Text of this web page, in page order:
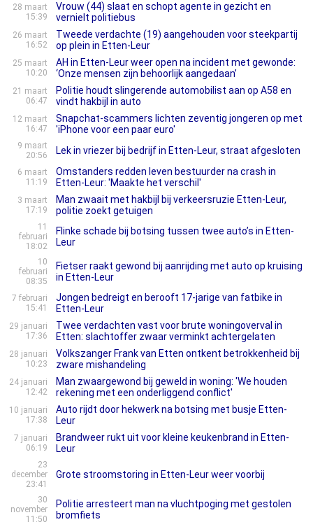
28 maart
15:39
Vrouw (44) slaat en schopt agente in gezicht en
vernielt politiebus
26 maart
16:52
Tweede verdachte (19) aangehouden voor steekpartij
op plein in Etten-Leur
25 maart
10:20
AH in Etten-Leur weer open na incident met gewonde:
‘Onze mensen zijn behoorlijk aangedaan’
21 maart
06:47
Politie houdt slingerende automobilist aan op A58 en
vindt hakbijl in auto
12 maart
16:47
Snapchat-scammers lichten zeventig jongeren op met
'iPhone voor een paar euro'
9 maart
20:56
Lek in vriezer bij bedrijf in Etten-Leur, straat afgesloten
6 maart
11:19
Omstanders redden leven bestuurder na crash in
Etten-Leur: 'Maakte het verschil'
3 maart
17:19
Man zwaait met hakbijl bij verkeersruzie Etten-Leur,
politie zoekt getuigen
11
februari
18:02
Flinke schade bij botsing tussen twee auto’s in Etten-
Leur
10
februari
08:35
Fietser raakt gewond bij aanrijding met auto op kruising
in Etten-Leur
7 februari
15:41
Jongen bedreigt en berooft 17-jarige van fatbike in
Etten-Leur
29 januari
17:36
Twee verdachten vast voor brute woningoverval in
Etten: slachtoffer zwaar verminkt achtergelaten
28 januari
10:23
Volkszanger Frank van Etten ontkent betrokkenheid bij
zware mishandeling
24 januari
12:42
Man zwaargewond bij geweld in woning: 'We houden
rekening met een onderliggend conflict'
10 januari
17:38
Auto rijdt door hekwerk na botsing met busje Etten-
Leur
7 januari
06:19
Brandweer rukt uit voor kleine keukenbrand in Etten-
Leur
23
december
23:41
Grote stroomstoring in Etten-Leur weer voorbij
30
november
11:50
Politie arresteert man na vluchtpoging met gestolen
bromfiets